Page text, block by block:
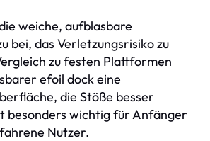
weiche, aufblasbare
bei, das Verletzungsrisiko zu
zu festen Plattformen
efoil dock eine
die Stöße besser
besonders wichtig für Anfänger
Nutzer.